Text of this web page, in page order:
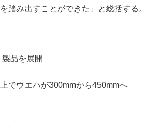
踏み出すことができた」と総括する。
品を展開
でウエハが300mmから450mmへ